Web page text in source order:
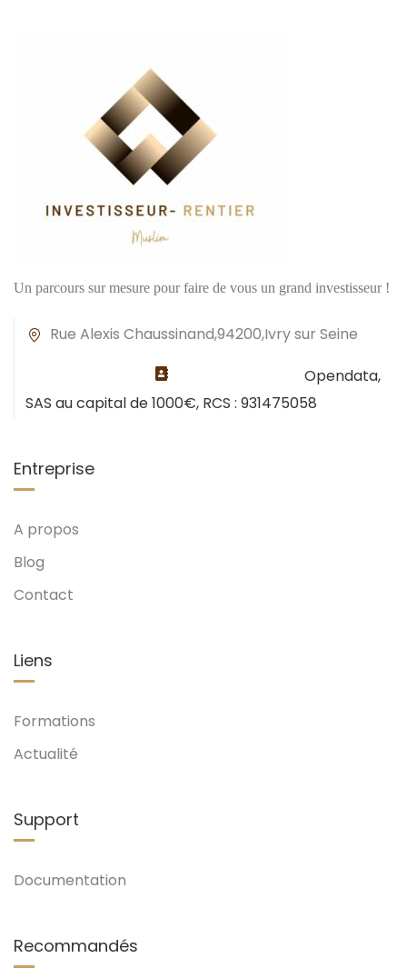
Un parcours sur mesure pour faire de vous un grand investisseur !
Rue Alexis Chaussinand,94200,Ivry sur Seine
Opendata,
SAS au capital de 1000€, RCS : 931475058
Entreprise
A propos
Blog
Contact
Liens
Formations
Actualité
Support
Documentation
Recommandés